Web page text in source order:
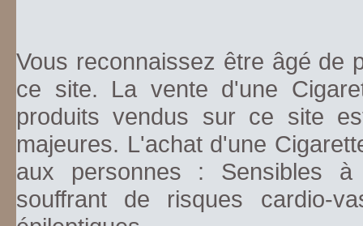
Vous reconnaissez être âgé de
ce site. La vente d'une
produits vendus sur ce site
majeures. L'achat d'une
aux personnes : Sensibles
souffrant de risques cardio-